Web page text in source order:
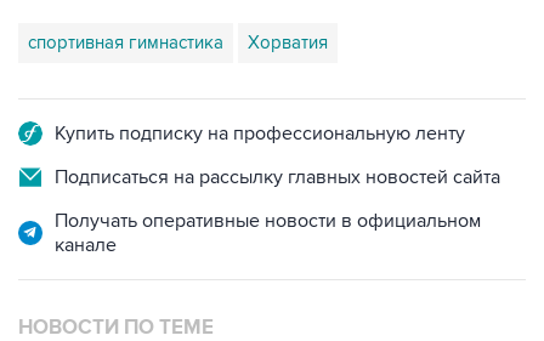
спортивная гимнастика Хорватия
Купить подписку на профессиональную ленту
Подписаться на рассылку главных новостей сайта
Получать оперативные новости в официальном
канале
НОВОСТИ ПО ТЕМЕ